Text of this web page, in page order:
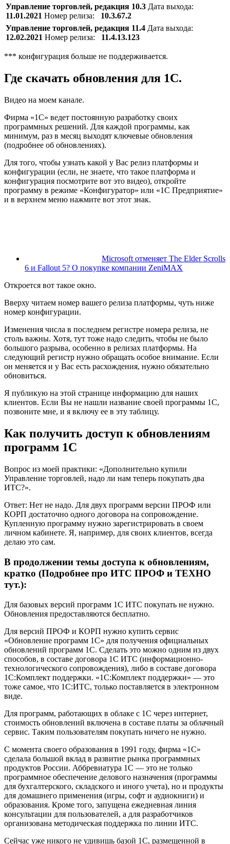
Управление торговлей, редакция 10.3 Дата выхода:
11.01.2021 Номер релиза: 10.3.67.2
Управление торговлей, редакция 11.4 Дата выхода:
12.02.2021 Номер релиза: 11.4.13.123
*** конфигурация больше не поддерживается.
Где скачать обновления для 1С.
Видео на моем канале.
Фирма «1С» ведет постоянную разработку своих
программных решений. Для каждой программы, как
минимум, раз в месяц выходят ключевые обновления
(подробнее об обновлениях).
Для того, чтобы узнать какой у Вас релиз платформы и
конфигурации (если, не знаете, что такое платформа и
конфигурация посмотрите вот это видео), откройте
программу в режиме «Конфигуратор» или «1С Предприятие»
и в верхнем меню нажмите вот этот знак.
Microsoft отменяет The Elder Scrolls
6 и Fallout 5? О покупке компании ZeniMAX
Откроется вот такое окно.
Вверху читаем номер вашего релиза платформы, чуть ниже
номер конфигурации.
Изменения числа в последнем регистре номера релиза, не
столь важны. Хотя, тут тоже надо следить, чтобы не было
большого разрыва, особенно в релизах платформы. На
следующий регистр нужно обращать особое внимание. Если
он меняется и у Вас есть расхождения, нужно обязательно
обновиться.
Я публикую на этой странице информацию для наших
клиентов. Если Вы не нашли название своей программы 1С,
позвоните мне, и я включу ее в эту таблицу.
Как получить доступ к обновлениям
программ 1С
Вопрос из моей практики: «Дополнительно купили
Управление торговлей, надо ли нам теперь покупать два
ИТС?».
Ответ: Нет не надо. Для двух программ версии ПРОФ или
КОРП достаточно одного договора на сопровождение.
Купленную программу нужно зарегистрировать в своем
личном кабинете. Я, например, для своих клиентов, всегда
делаю это сам.
В продолжении темы доступа к обновлениям,
кратко (Подробнее про ИТС ПРОФ и ТЕХНО
тут.):
Для базовых версий программ 1С ИТС покупать не нужно.
Обновления предоставляются бесплатно.
Для версий ПРОФ и КОРП нужно купить сервис
«Обновление программ 1С» для получения официальных
обновлений программ 1С. Сделать это можно одним из двух
способов, в составе договора 1С ИТС (информационно-
технологического сопровождения), либо в составе договора
1С:Комплект поддержки. «1С:Комплект поддержки» — это
тоже самое, что 1С:ИТС, только поставляется в электронном
виде.
Для программ, работающих в облаке с 1С через интернет,
стоимость обновлений включена в составе платы за облачный
сервис. Таким пользователям покупать ничего не нужно.
С момента своего образования в 1991 году, фирма «1С»
сделала большой вклад в развитие рынка программных
продуктов России. Аббревиатура 1С — это не только
программное обеспечение делового назначения (программы
для бухгалтерского, складского и иного учета), но и продукты
для домашнего применения (игры, софт и аудиокниги) и
образования. Кроме того, запущена ежедневная линия
консультации для пользователей, а для разработчиков
организована методическая поддержка по линии ИТС.
Сейчас уже никого не удивишь базой 1С, размещенной в